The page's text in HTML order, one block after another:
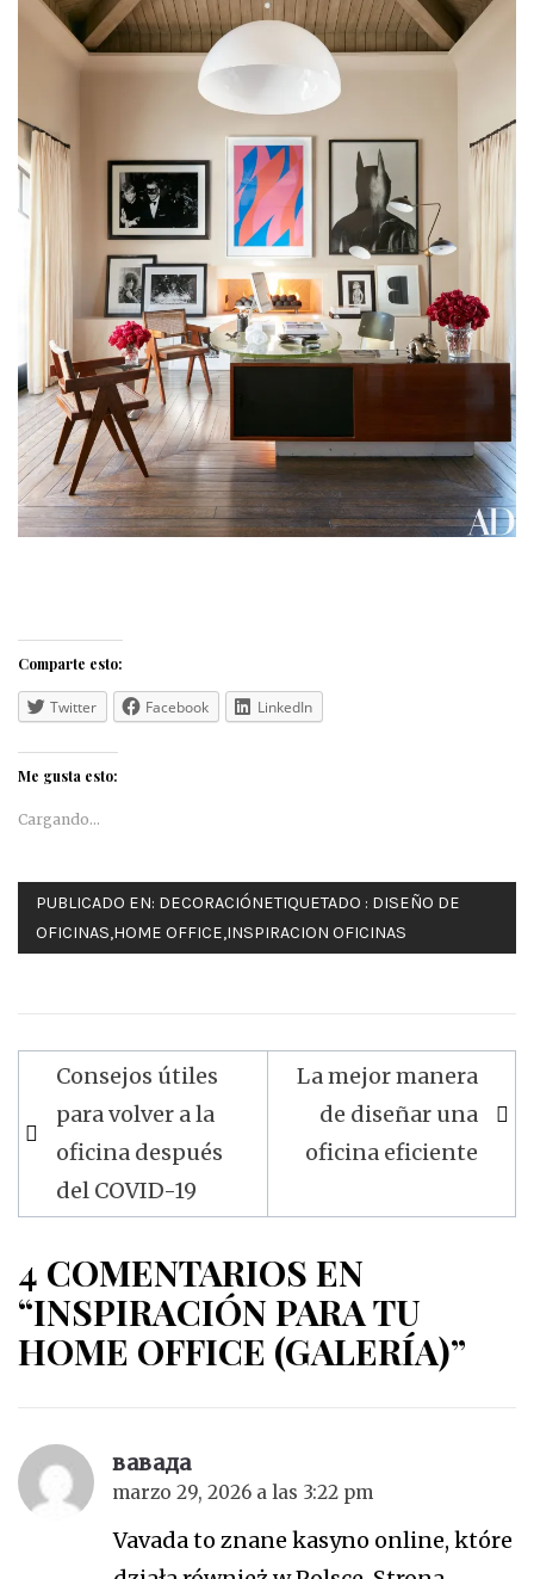
Comparte esto:
Twitter Facebook LinkedIn
Me gusta esto:
Cargando...
PUBLICADO EN: DECORACIÓNETIQUETADO : DISEÑO DE
OFICINAS,HOME OFFICE,INSPIRACION OFICINAS
Navegación
entradas
Consejos útiles
para volver a la
oficina después
del COVID-19
La mejor manera
de diseñar una
oficina eficiente
4 COMENTARIOS EN
“INSPIRACIÓN PARA TU
HOME OFFICE (GALERÍA)”
вавада
marzo 29, 2026 a las 3:22 pm
Vavada to znane kasyno online, które